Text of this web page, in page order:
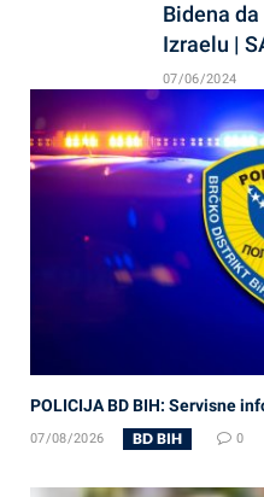
Bidena
Izraelu |
07/06/2024
POLICIJA BD BIH: Servisne
07/08/2026 BD BIH 0